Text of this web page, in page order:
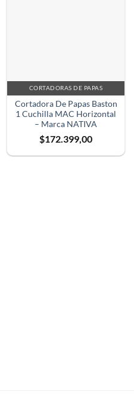
CORTADORAS DE PAPAS
Cortadora De Papas Baston
1 Cuchilla MAC Horizontal
– Marca NATIVA
$172.399,00